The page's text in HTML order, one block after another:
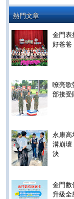
熱門文章
金門表
好爸爸
嘹亮歌
部接受
永康高
溝崩
決
金門數
升級全